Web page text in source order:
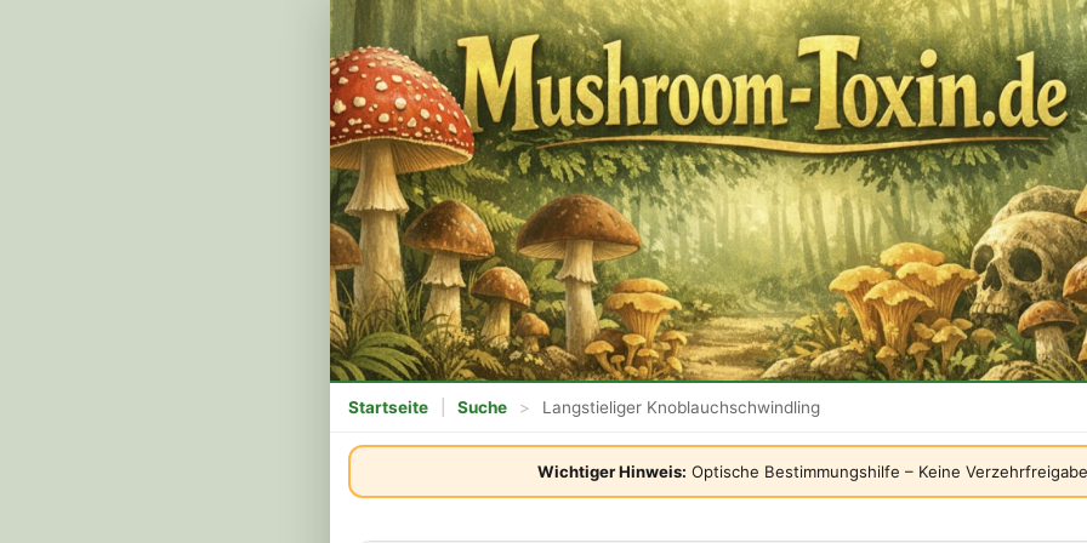
Startseite Suche > Langstieliger Knoblauchschwindling
Wichtiger Hinweis: Optische Bestimmungshilfe – Keine